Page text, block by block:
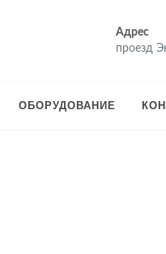
Адрес
проезд
ОБОРУДОВАНИЕ